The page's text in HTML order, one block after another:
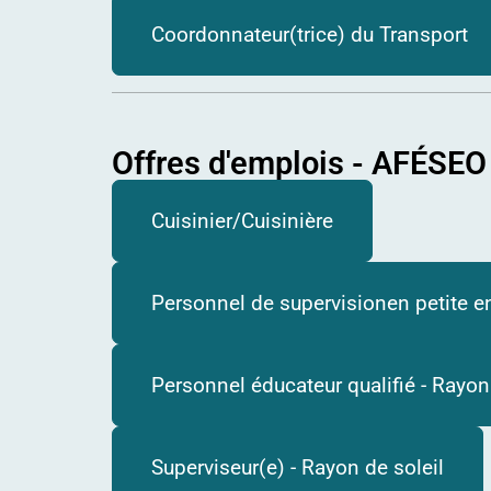
Coordonnateur(trice) du Transport
Offres d'emplois - AFÉSEO
Cuisinier/Cuisinière
Personnel de supervisionen petite
Personnel éducateur qualifié -
Superviseur(e) - Rayon de soleil